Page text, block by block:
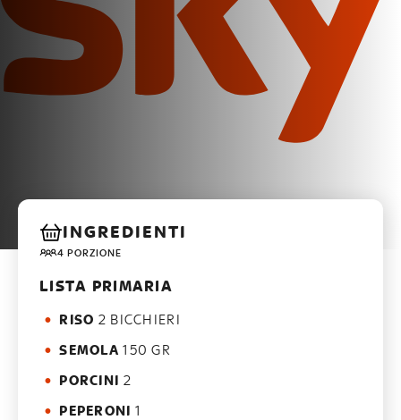
INGREDIENTI
4 PORZIONE
LISTA PRIMARIA
RISO 2 BICCHIERI
SEMOLA 150 GR
PORCINI 2
PEPERONI 1